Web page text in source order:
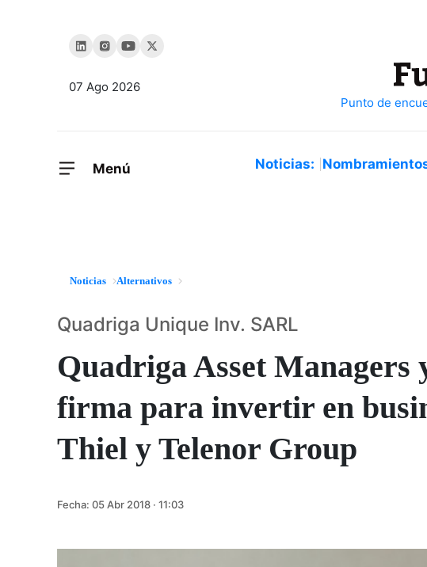
07 Ago 2026
Menú Noticias:
Noticias Alternativos
Quadriga Asset
firma para invertir en
Thiel y Telenor Group
Quadriga Unique Inv. SARL
Fecha: 05 Abr 2018 · 11:03